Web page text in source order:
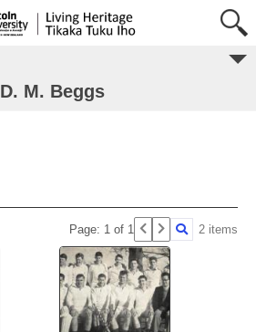
D. M. Beggs
Page: 1 of 1 2 items